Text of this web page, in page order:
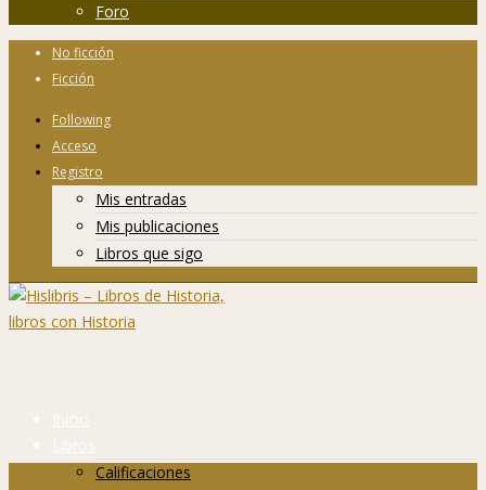
Foro
No ficción
Ficción
Following
Acceso
Registro
Mis entradas
Mis publicaciones
Libros que sigo
Inicio
Libros
Calificaciones